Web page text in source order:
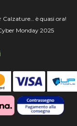
Calzature… è quasi ora!
Monday 2025